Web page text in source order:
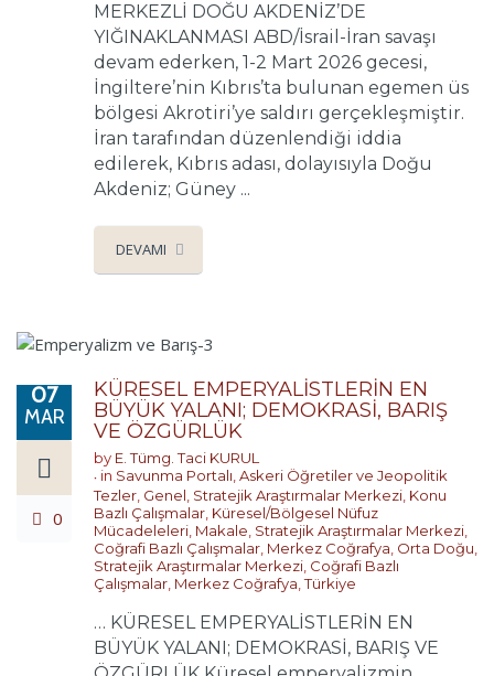
MERKEZLİ DOĞU AKDENİZ’DE
YIĞINAKLANMASI ABD/İsrail-İran savaşı
devam ederken, 1-2 Mart 2026 gecesi,
İngiltere’nin Kıbrıs’ta bulunan egemen üs
bölgesi Akrotiri’ye saldırı gerçekleşmiştir.
İran tarafından düzenlendiği iddia
edilerek, Kıbrıs adası, dolayısıyla Doğu
Akdeniz; Güney ...
DEVAMI
07
MAR
0
KÜRESEL EMPERYALİSTLERİN EN
BÜYÜK YALANI; DEMOKRASİ, BARIŞ
VE ÖZGÜRLÜK
by E. Tümg. Taci KURUL
in Savunma Portalı Askeri Öğretiler ve Jeopolitik
Tezler Genel Stratejik Araştırmalar Merkezi Konu
Bazlı Çalışmalar Küresel/Bölgesel Nüfuz
Mücadeleleri Makale Stratejik Araştırmalar Merkezi
Coğrafi Bazlı Çalışmalar Merkez Coğrafya Orta Doğu
Stratejik Araştırmalar Merkezi Coğrafi Bazlı
Çalışmalar Merkez Coğrafya ,Türkiye
… KÜRESEL EMPERYALİSTLERİN EN
BÜYÜK YALANI; DEMOKRASİ, BARIŞ VE